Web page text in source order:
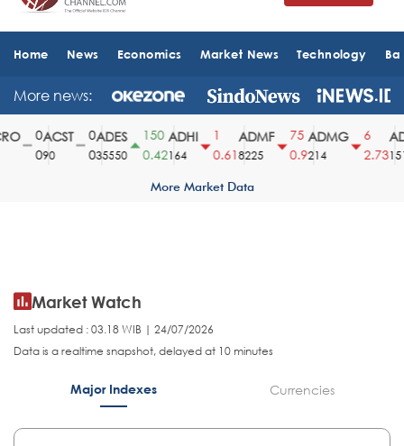
Home News Economics Market News Technology
More news:
ACST
90
ADES
35550
150
0.42
ADHI
164
0.61
ADMF
8225
75
0.9
ADMG
214
2.731510
More Market Data
Market Watch
Last updated : 03.18 WIB | 24/07/2026
Data is a realtime snapshot, delayed at 10 minutes
Major Indexes Currencies